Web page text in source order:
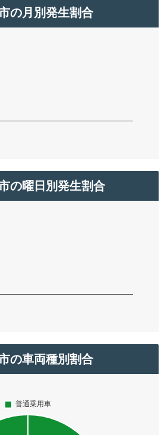
の月別発生割合
の曜日別発生割合
の車両種別割合